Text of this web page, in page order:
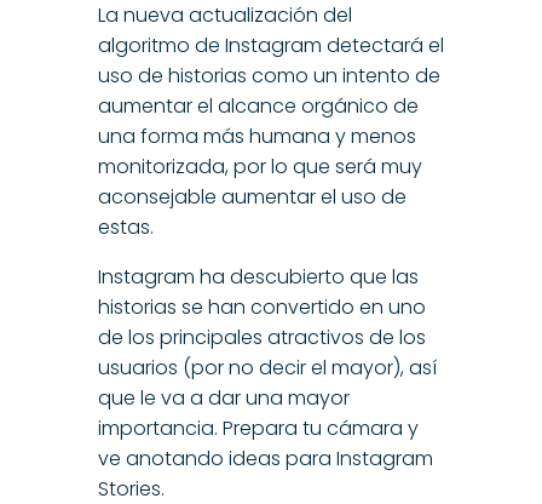
La nueva actualización del
algoritmo de Instagram detectará el
uso de historias como un intento de
aumentar el alcance orgánico de
una forma más humana y menos
monitorizada, por lo que será muy
aconsejable aumentar el uso de
estas.
Instagram ha descubierto que las
historias se han convertido en uno
de los principales atractivos de los
usuarios (por no decir el mayor), así
que le va a dar una mayor
importancia. Prepara tu cámara y
ve anotando ideas para Instagram
Stories.